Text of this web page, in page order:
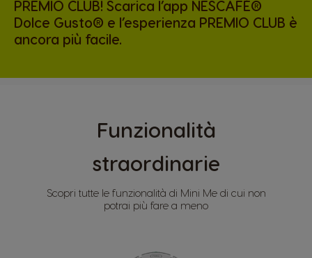
PREMIO CLUB! Scarica l’app NESCAFÉ®
Dolce Gusto® e l’esperienza PREMIO CLUB è
ancora più facile.
Funzionalità
straordinarie
Scopri tutte le funzionalità di Mini Me di cui non
potrai più fare a meno